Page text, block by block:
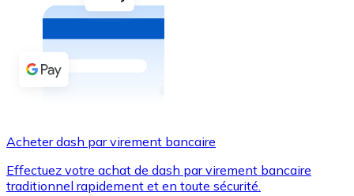
Achetez des cryptomonnaies en espèces et d'autres
Acheter avec espèces
Virement SEPA
Utilisez les cartes Visa et Mastercard pour acheter
Acheter dash par virement bancaire
Effectuez votre achat de dash par virement bancaire
traditionnel rapidement et en toute sécurité.